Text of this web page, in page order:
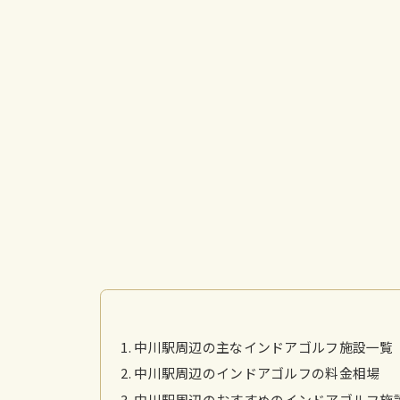
中川駅周辺の主なインドアゴルフ施設一覧
中川駅周辺のインドアゴルフの料金相場